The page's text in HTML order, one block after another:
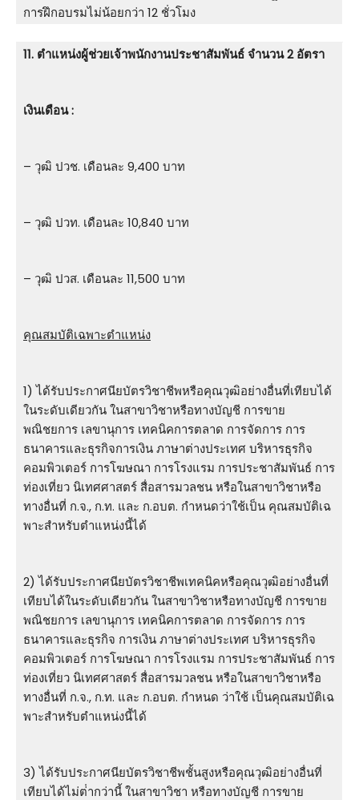
การฝึกอบรมไม่น้อยกว่า 12 ชั่วโมง
11. ตําแหน่งผู้ช่วยเจ้าพนักงานประชาสัมพันธ์ จำนวน 2 อัตรา
เงินเดือน :
– วุฒิ ปวช. เดือนละ 9,400 บาท
– วุฒิ ปวท. เดือนละ 10,840 บาท
– วุฒิ ปวส. เดือนละ 11,500 บาท
คุณสมบัติเฉพาะตำแหน่ง
1) ได้รับประกาศนียบัตรวิชาชีพหรือคุณวุฒิอย่างอื่นที่เทียบได้
ในระดับเดียวกัน ในสาขาวิชาหรือทางบัญชี การขาย
พณิชยการ เลขานุการ เทคนิคการตลาด การจัดการ การ
ธนาคารและธุรกิจการเงิน ภาษาต่างประเทศ บริหารธุรกิจ
คอมพิวเตอร์ การโฆษณา การโรงแรม การประชาสัมพันธ์ การ
ท่องเที่ยว นิเทศศาสตร์ สื่อสารมวลชน หรือในสาขาวิชาหรือ
ทางอื่นที่ ก.จ., ก.ท. และ ก.อบต. กําหนดว่าใช้เป็น คุณสมบัติเฉ
พาะสําหรับตําแหน่งนี้ได้
2) ได้รับประกาศนียบัตรวิชาชีพเทคนิคหรือคุณวุฒิอย่างอื่นที่
เทียบได้ในระดับเดียวกัน ในสาขาวิชาหรือทางบัญชี การขาย
พณิชยการ เลขานุการ เทคนิคการตลาด การจัดการ การ
ธนาคารและธุรกิจ การเงิน ภาษาต่างประเทศ บริหารธุรกิจ
คอมพิวเตอร์ การโฆษณา การโรงแรม การประชาสัมพันธ์ การ
ท่องเที่ยว นิเทศศาสตร์ สื่อสารมวลชน หรือในสาขาวิชาหรือ
ทางอื่นที่ ก.จ., ก.ท. และ ก.อบต. กําหนด ว่าใช้ เป็นคุณสมบัติเฉ
พาะสําหรับตําแหน่งนี้ได้
3) ได้รับประกาศนียบัตรวิชาชีพชั้นสูงหรือคุณวุฒิอย่างอื่นที่
เทียบได้ไม่ต่ํากว่านี้ ในสาขาวิชา หรือทางบัญชี การขาย